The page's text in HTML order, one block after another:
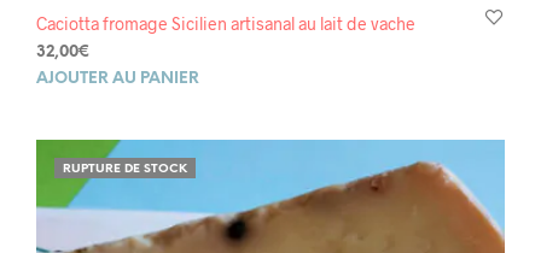
Caciotta fromage Sicilien artisanal au lait de vache
32,00€
AJOUTER AU PANIER
RUPTURE DE STOCK